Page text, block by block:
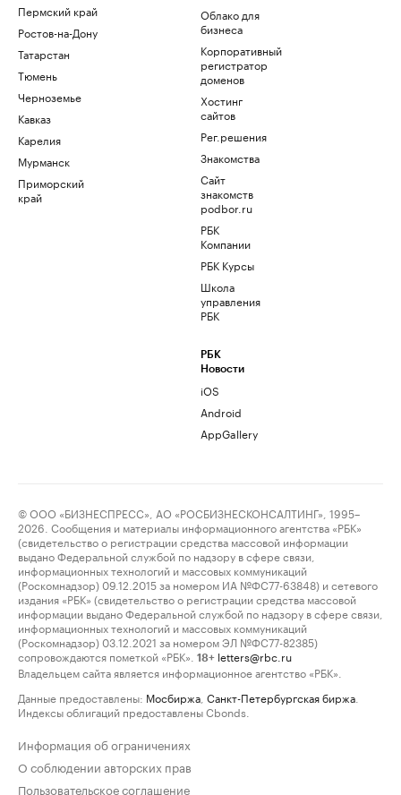
Пермский край
Ростов-на-Дону
Татарстан
Тюмень
Черноземье
Кавказ
Карелия
Мурманск
Приморский
край
Облако для
бизнеса
Корпоративный
регистратор
доменов
Хостинг
сайтов
Рег.решения
Знакомства
Сайт
знакомств
podbor.ru
РБК
Компании
РБК Курсы
Школа
управления
РБК
РБК
Новости
iOS
Android
AppGallery
© ООО «БИЗНЕСПРЕСС», АО «РОСБИЗНЕСКОНСАЛТИНГ», 1995–
2026. Сообщения и материалы информационного агентства «РБК»
(свидетельство о регистрации средства массовой информации
выдано Федеральной службой по надзору в сфере связи,
информационных технологий и массовых коммуникаций
(Роскомнадзор) 09.12.2015 за номером ИА №ФС77-63848) и сетевого
издания «РБК» (свидетельство о регистрации средства массовой
информации выдано Федеральной службой по надзору в сфере связи,
информационных технологий и массовых коммуникаций
(Роскомнадзор) 03.12.2021 за номером ЭЛ №ФС77-82385)
сопровождаются пометкой «РБК».
18+ letters@rbc.ru
Владельцем сайта является информационное агентство «РБК».
Данные предоставлены: Мосбиржа Санкт-Петербургская биржа
Индексы облигаций предоставлены Cbonds.
Информация об ограничениях
О соблюдении авторских прав
Пользовательское соглашение